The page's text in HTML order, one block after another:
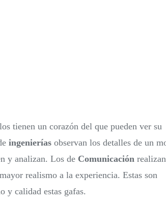
tienen un corazón del que pueden ver su
ingenierías observan los detalles de un
y analizan. Los de Comunicación
realismo a la experiencia. Estas son
y calidad estas gafas.